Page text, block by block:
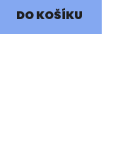
DO KOŠÍKU